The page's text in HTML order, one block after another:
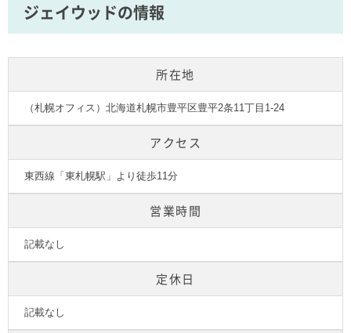
ジェイウッドの情報
所在地
（札幌オフィス）北海道札幌市豊平区豊平2条11丁目1-24
アクセス
東西線「東札幌駅」より徒歩11分
営業時間
記載なし
定休日
記載なし